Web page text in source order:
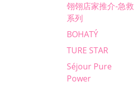
翎翎店家推介-急救
系列
BOHATÝ
TURE STAR
Séjour Pure
Power